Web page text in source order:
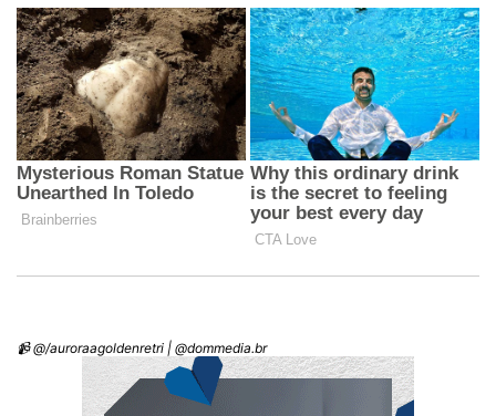
📹 @/auroraagoldenretri | @dommedia.br